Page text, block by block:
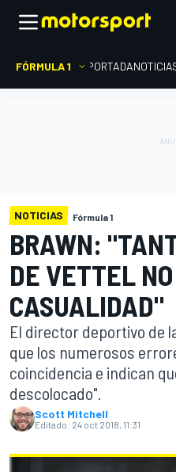
FÓRMULA 1 PORTADA
NOTICIAS Fórmula 1
BRAWN:
DE VETTEL
CASUALIDAD"
El director deportivo de
que los numerosos
coincidencia e indican
descolocado".
Scott Mitchell
Editado: 24 oct 2018, 11:31